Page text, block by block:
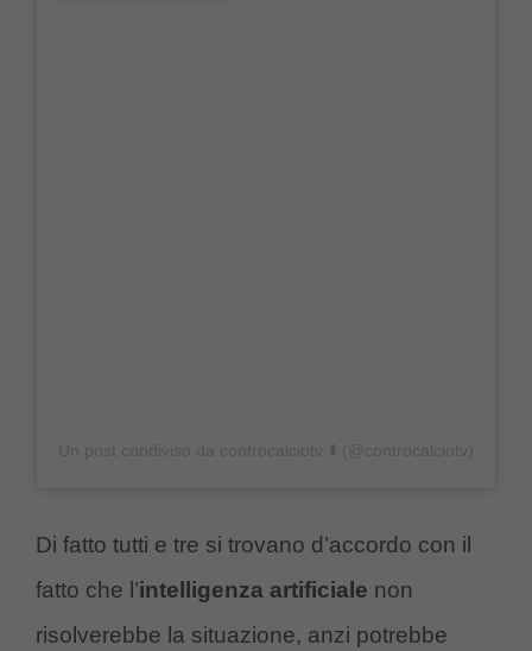
Di fatto tutti e tre si trovano d’accordo con il
fatto che l’intelligenza artificiale non
risolverebbe la situazione, anzi potrebbe